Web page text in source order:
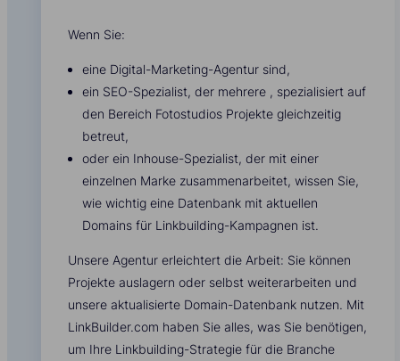
Wenn Sie:
eine Digital-Marketing-Agentur sind,
ein SEO-Spezialist, der mehrere , spezialisiert auf
den Bereich Fotostudios Projekte gleichzeitig
betreut,
oder ein Inhouse-Spezialist, der mit einer
einzelnen Marke zusammenarbeitet, wissen Sie,
wie wichtig eine Datenbank mit aktuellen
Domains für Linkbuilding-Kampagnen ist.
Unsere Agentur erleichtert die Arbeit: Sie können
Projekte auslagern oder selbst weiterarbeiten und
unsere aktualisierte Domain-Datenbank nutzen. Mit
LinkBuilder.com haben Sie alles, was Sie benötigen,
um Ihre Linkbuilding-Strategie für die Branche